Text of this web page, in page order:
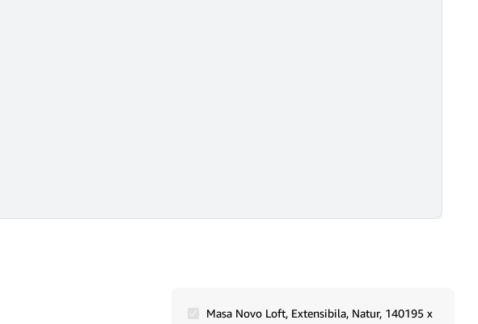
Masa Novo Loft, Extensibila, Natur, 140195 x